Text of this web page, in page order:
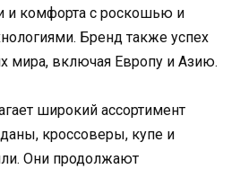
и комфорта с роскошью и
Бренд также успех
мира, включая Европу и Азию.
широкий ассортимент
кроссоверы, купе и
Они продолжают